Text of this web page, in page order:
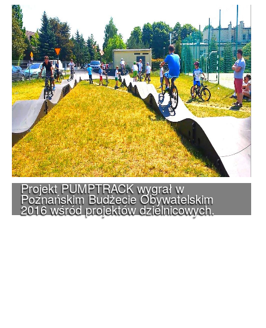
Projekt PUMPTRACK wygrał w
Poznańskim Budżecie Obywatelskim
2016 wśród projektów dzielnicowych.